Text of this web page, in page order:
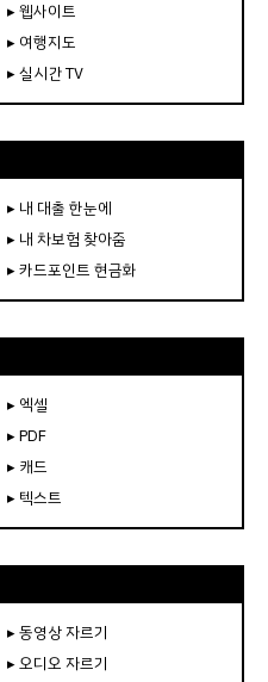
▸ 웹사이트
▸ 여행지도
▸ 실시간 TV
▸ 내 대출 한눈에
▸ 내 차보험 찾아줌
▸ 카드포인트 현금화
▸ 엑셀
▸ PDF
▸ 캐드
▸ 텍스트
▸ 동영상 자르기
▸ 오디오 자르기